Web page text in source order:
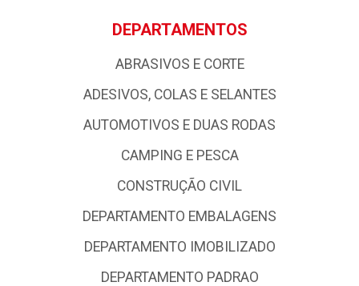
DEPARTAMENTOS
ABRASIVOS E CORTE
ADESIVOS, COLAS E SELANTES
AUTOMOTIVOS E DUAS RODAS
CAMPING E PESCA
CONSTRUÇÃO CIVIL
DEPARTAMENTO EMBALAGENS
DEPARTAMENTO IMOBILIZADO
DEPARTAMENTO PADRAO